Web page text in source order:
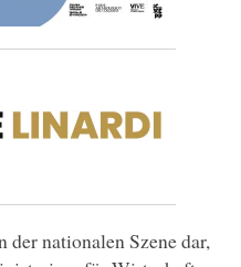
nationalen Szene dar,